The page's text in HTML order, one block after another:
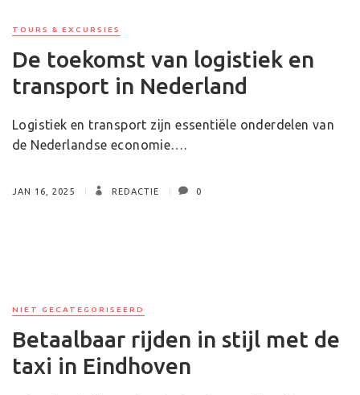
TOURS & EXCURSIES
De toekomst van logistiek en
transport in Nederland
Logistiek en transport zijn essentiële onderdelen van
de Nederlandse economie….
JAN 16, 2025 REDACTIE 0
NIET GECATEGORISEERD
Betaalbaar rijden in stijl met de
taxi in Eindhoven